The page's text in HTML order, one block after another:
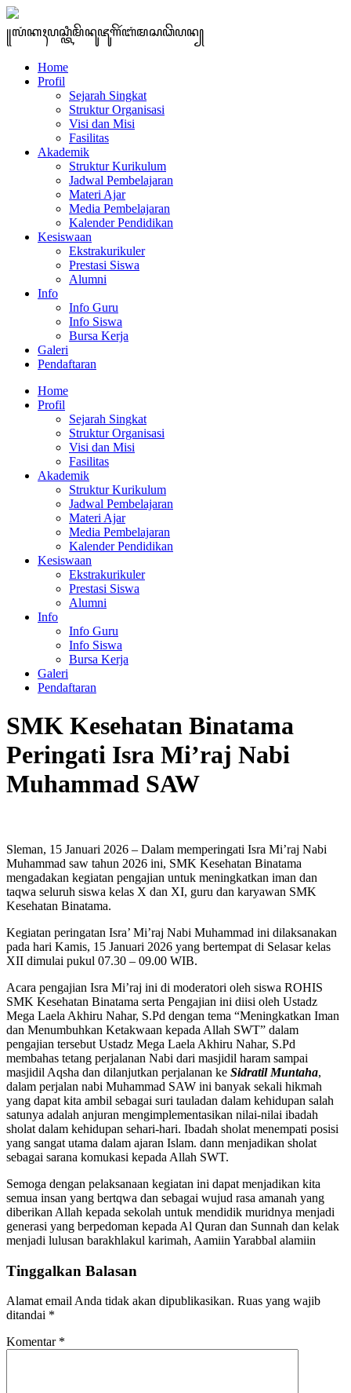
꧋ꦭꦁꦏꦃꦥꦱ꧀ꦠꦶꦩꦼꦤꦸꦗꦸꦒꦼꦂꦧꦁꦩꦱꦣꦼꦥꦤ꧀
Home
Profil
Sejarah Singkat
Struktur Organisasi
Visi dan Misi
Fasilitas
Akademik
Struktur Kurikulum
Jadwal Pembelajaran
Materi Ajar
Media Pembelajaran
Kalender Pendidikan
Kesiswaan
Ekstrakurikuler
Prestasi Siswa
Alumni
Info
Info Guru
Info Siswa
Bursa Kerja
Galeri
Pendaftaran
Home
Profil
Sejarah Singkat
Struktur Organisasi
Visi dan Misi
Fasilitas
Akademik
Struktur Kurikulum
Jadwal Pembelajaran
Materi Ajar
Media Pembelajaran
Kalender Pendidikan
Kesiswaan
Ekstrakurikuler
Prestasi Siswa
Alumni
Info
Info Guru
Info Siswa
Bursa Kerja
Galeri
Pendaftaran
SMK Kesehatan Binatama
Peringati Isra Mi’raj Nabi
Muhammad SAW
Sleman, 15 Januari 2026 – Dalam memperingati Isra Mi’raj Nabi
Muhammad saw tahun 2026 ini, SMK Kesehatan Binatama
mengadakan kegiatan pengajian untuk meningkatkan iman dan
taqwa seluruh siswa kelas X dan XI, guru dan karyawan SMK
Kesehatan Binatama.
Kegiatan peringatan Isra’ Mi’raj Nabi Muhammad ini dilaksanakan
pada hari Kamis, 15 Januari 2026 yang bertempat di Selasar kelas
XII dimulai pukul 07.30 – 09.00 WIB.
Acara pengajian Isra Mi’raj ini di moderatori oleh siswa ROHIS
SMK Kesehatan Binatama serta Pengajian ini diisi oleh Ustadz
Mega Laela Akhiru Nahar, S.Pd dengan tema “Meningkatkan Iman
dan Menumbuhkan Ketakwaan kepada Allah SWT” dalam
pengajian tersebut Ustadz Mega Laela Akhiru Nahar, S.Pd
membahas tetang perjalanan Nabi dari masjidil haram sampai
masjidil Aqsha dan dilanjutkan perjalanan ke Sidratil Muntaha,
dalam perjalan nabi Muhammad SAW ini banyak sekali hikmah
yang dapat kita ambil sebagai suri tauladan dalam kehidupan salah
satunya adalah anjuran mengimplementasikan nilai-nilai ibadah
sholat dalam kehidupan sehari-hari. Ibadah sholat menempati posisi
yang sangat utama dalam ajaran Islam. dann menjadikan sholat
sebagai sarana komukasi kepada Allah SWT.
Semoga dengan pelaksanaan kegiatan ini dapat menjadikan kita
semua insan yang bertqwa dan sebagai wujud rasa amanah yang
diberikan Allah kepada sekolah untuk mendidik muridnya menjadi
generasi yang berpedoman kepada Al Quran dan Sunnah dan kelak
menjadi lulusan barakhlakul karimah, Aamiin Yarabbal alamiin
Tinggalkan Balasan
Alamat email Anda tidak akan dipublikasikan. Ruas yang wajib
ditandai *
Komentar *